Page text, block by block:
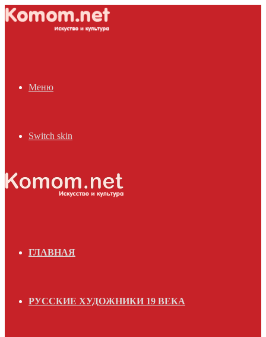
Меню
Switch skin
ГЛАВНАЯ
РУССКИЕ ХУДОЖНИКИ 19 ВЕКА